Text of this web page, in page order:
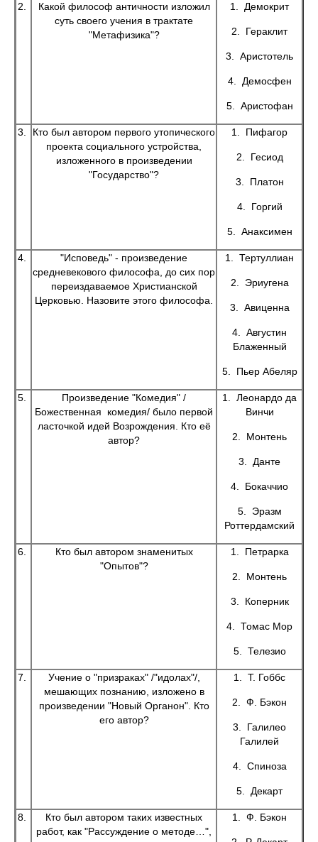
2.
Какой философ античности изложил
суть своего учения в трактате
"Метафизика"?
1. Демокрит
2. Гераклит
3. Аристотель
4. Демосфен
5. Аристофан
3.
Кто был автором первого утопического
проекта социального устройства,
изложенного в произведении
"Государство"?
1. Пифагор
2. Гесиод
3. Платон
4. Горгий
5. Анаксимен
4.
"Исповедь" - произведение
средневекового философа, до сих пор
переиздаваемое Христианской
Церковью. Назовите этого философа.
1. Тертуллиан
2. Эриугена
3. Авиценна
4. Августин
Блаженный
5. Пьер Абеляр
5.
Произведение "Комедия" /
Божественная комедия/ было первой
ласточкой идей Возрождения. Кто её
автор?
1. Леонардо да
Винчи
2. Монтень
3. Данте
4. Бокаччио
5. Эразм
Роттердамский
6.
Кто был автором знаменитых
"Опытов"?
1. Петрарка
2. Монтень
3. Коперник
4. Томас Мор
5. Телезио
7.
Учение о "призраках" /"идолах"/,
мешающих познанию, изложено в
произведении "Новый Органон". Кто
его автор?
1. Т. Гоббс
2. Ф. Бэкон
3. Галилео
Галилей
4. Спиноза
5. Декарт
8.
Кто был автором таких известных
работ, как "Рассуждение о методе…",
1. Ф. Бэкон